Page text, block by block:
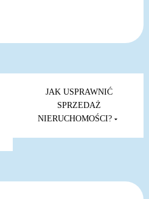
JAK USPRAWNIĆ
SPRZEDAŻ
NIERUCHOMOŚCI?